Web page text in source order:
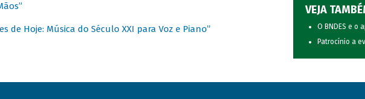
de Hoje: Música do Século XXI para Voz e Piano”
VEJA
O BNDES e o
Patrocínio a